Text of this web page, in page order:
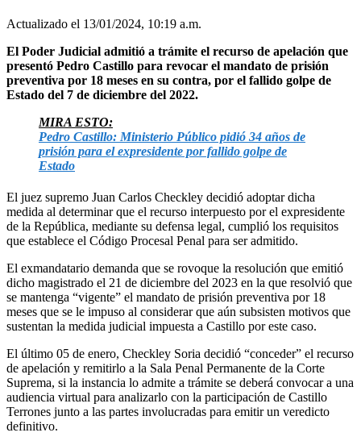
Actualizado el 13/01/2024, 10:19 a.m.
El Poder Judicial admitió a trámite el recurso de apelación que
presentó Pedro Castillo para revocar el mandato de prisión
preventiva por 18 meses en su contra, por el fallido golpe de
Estado del 7 de diciembre del 2022.
MIRA ESTO:
Pedro Castillo: Ministerio Público pidió 34 años de
prisión para el expresidente por fallido golpe de
Estado
El juez supremo Juan Carlos Checkley decidió adoptar dicha
medida al determinar que el recurso interpuesto por el expresidente
de la República, mediante su defensa legal, cumplió los requisitos
que establece el Código Procesal Penal para ser admitido.
El exmandatario demanda que se rovoque la resolución que emitió
dicho magistrado el 21 de diciembre del 2023 en la que resolvió que
se mantenga “vigente” el mandato de prisión preventiva por 18
meses que se le impuso al considerar que aún subsisten motivos que
sustentan la medida judicial impuesta a Castillo por este caso.
El último 05 de enero, Checkley Soria decidió “conceder” el recurso
de apelación y remitirlo a la Sala Penal Permanente de la Corte
Suprema, si la instancia lo admite a trámite se deberá convocar a una
audiencia virtual para analizarlo con la participación de Castillo
Terrones junto a las partes involucradas para emitir un veredicto
definitivo.